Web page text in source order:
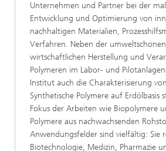
Unternehmen und Partner bei der
Entwicklung und Optimierung von
nachhaltigen Materialien,
Verfahren. Neben der
wirtschaftlichen Herstellung und
Polymeren im Labor- und
Institut auch die Charakterisierung
Synthetische Polymere auf Erdölbasis
Fokus der Arbeiten wie Biopolymere
Polymere aus nachwachsenden
Anwendungsfelder sind vielfältig: Sie
Biotechnologie, Medizin, Pharmazie